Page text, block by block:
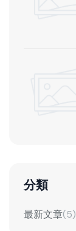
分類
最新文章(5)